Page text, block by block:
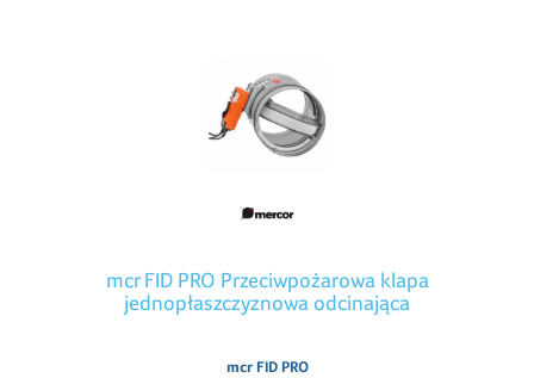
mcr FID PRO Przeciwpożarowa klapa
jednopłaszczyznowa odcinająca
mcr FID PRO